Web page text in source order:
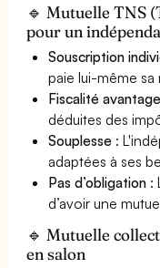
🔹 Mutuelle TNS
pour un
Souscription
paie lui-même sa
Fiscalité
déduites des
Souplesse :
adaptées à ses
Pas d’obligation :
d’avoir une
🔹 Mutuelle
en salon